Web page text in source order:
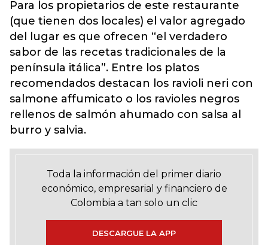
Para los propietarios de este restaurante
(que tienen dos locales) el valor agregado
del lugar es que ofrecen “el verdadero
sabor de las recetas tradicionales de la
península itálica”. Entre los platos
recomendados destacan los ravioli neri con
salmone affumicato o los ravioles negros
rellenos de salmón ahumado con salsa al
burro y salvia.
Toda la información del primer diario
económico, empresarial y financiero de
Colombia a tan solo un clic
DESCARGUE LA APP